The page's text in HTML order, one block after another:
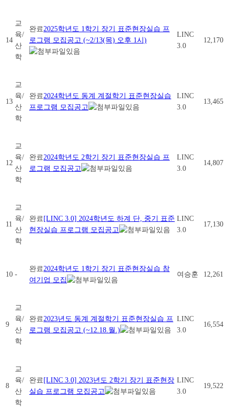
14
교
육/
산
학
완료 2025학년도 1학기 장기 표준현장실습 프
로그램 모집공고 (~2/13(목) 오후 1시)
LINC
3.0
12,170
13
교
육/
산
학
완료 2024학년도 동계 계절학기 표준현장실습
프로그램 모집공고
LINC
3.0
13,465
12
교
육/
산
학
완료 2024학년도 2학기 장기 표준현장실습 프
로그램 모집공고
LINC
3.0
14,807
11
교
육/
산
학
완료 [LINC 3.0] 2024학년도 하계 단, 중기 표준
현장실습 프로그램 모집공고
LINC
3.0
17,130
10 -
완료 2024학년도 1학기 장기 표준현장실습 참
여기업 모집
여승훈 12,261
9
교
육/
산
학
완료 2023년도 동계 계절학기 표준현장실습 프
로그램 모집공고 (~12.18.월.)
LINC
3.0
16,554
8
교
육/
산
학
완료 [LINC 3.0] 2023년도 2학기 장기 표준현장
실습 프로그램 모집공고
LINC
3.0
19,522